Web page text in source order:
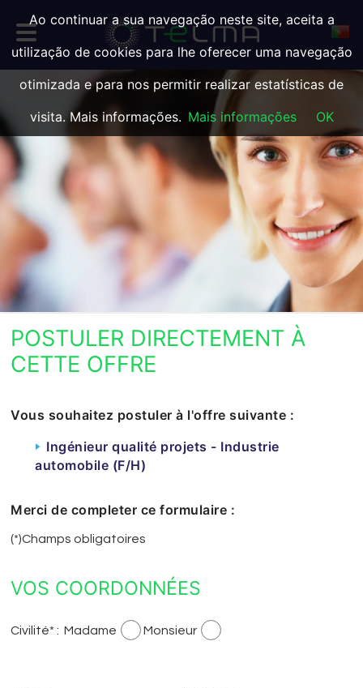
POSTULER DIRECTEMENT À
CETTE OFFRE
Vous souhaitez postuler à l'offre suivante :
Ingénieur qualité projets - Industrie
automobile (F/H)
Merci de completer ce formulaire :
(*)Champs obligatoires
VOS COORDONNÉES
Civilité* : Madame Monsieur
Ao continuar a sua navegação neste site, aceita a
utilização de cookies para lhe oferecer uma navegação
otimizada e para nos permitir realizar estatísticas de
visita. Mais informações. Mais informações OK